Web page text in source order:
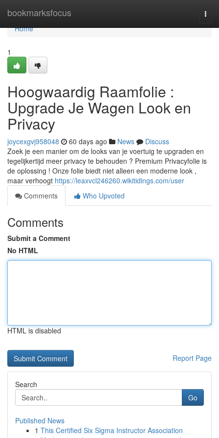
bookmarksfocus
Home
Home
1
Hoogwaardig Raamfolie :
Upgrade Je Wagen Look en
Privacy
joycexgvj958048 60 days ago News
Discuss
Zoek je een manier om de looks van je voertuig te upgraden en
tegelijkertijd meer privacy te behouden ? Premium Privacyfolie is
de oplossing ! Onze folie biedt niet alleen een moderne look ,
maar verhoogt https://leaxvcl246260.wikitidings.com/user
Comments
Who Upvoted
Comments
Submit a Comment
No HTML
HTML is disabled
Report Page
Search
Go
Published News
1 This Certified Six Sigma Instructor Association